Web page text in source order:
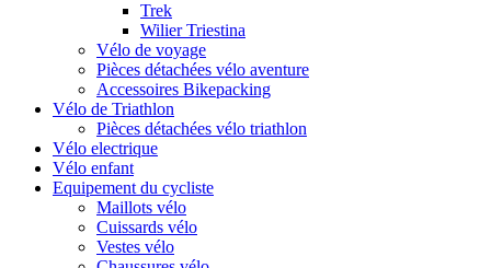
Trek
Wilier Triestina
Vélo de voyage
Pièces détachées vélo aventure
Accessoires Bikepacking
Vélo de Triathlon
Pièces détachées vélo triathlon
Vélo electrique
Vélo enfant
Equipement du cycliste
Maillots vélo
Cuissards vélo
Vestes vélo